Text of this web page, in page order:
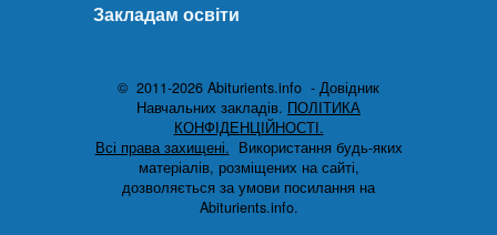
Закладам освіти
© 2011-2026 Abiturients.info - Довідник
Навчальних закладів. ПОЛІТИКА
КОНФІДЕНЦІЙНОСТІ.
Всі права захищені. Використання будь-яких
матеріалів, розміщених на сайті,
дозволяється за умови посилання на
Abiturients.info.